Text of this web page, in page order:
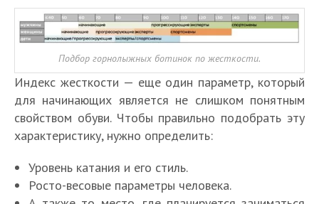
Подбор горнолыжных ботинок по жесткости.
Индекс жесткости — еще один параметр, который
для начинающих является не слишком понятным
свойством обуви. Чтобы правильно подобрать эту
характеристику, нужно определить:
Уровень катания и его стиль.
Росто-весовые параметры человека.